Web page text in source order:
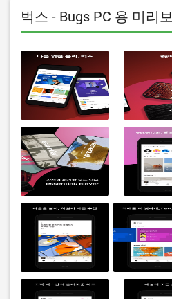
벅스 - Bugs PC 용 미리